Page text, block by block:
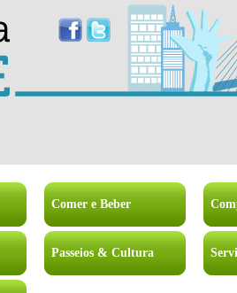
Comer e Beber
Passeios & Cultura